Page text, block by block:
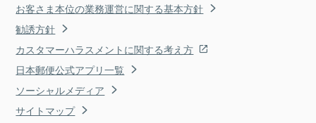
お客さま本位の業務運営に関する基本方針
勧誘方針
カスタマーハラスメントに関する考え方
日本郵便公式アプリ一覧
ソーシャルメディア
サイトマップ